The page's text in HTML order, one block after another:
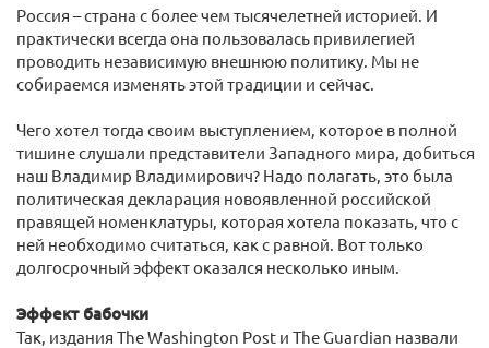
Россия – страна с более чем тысячелетней историей. И
практически всегда она пользовалась привилегией
проводить независимую внешнюю политику. Мы не
собираемся изменять этой традиции и сейчас.
Чего хотел тогда своим выступлением, которое в полной
тишине слушали представители Западного мира, добиться
наш Владимир Владимирович? Надо полагать, это была
политическая декларация новоявленной российской
правящей номенклатуры, которая хотела показать, что с
ней необходимо считаться, как с равной. Вот только
долгосрочный эффект оказался несколько иным.
Эффект бабочки
Так, издания The Washington Post и The Guardian назвали